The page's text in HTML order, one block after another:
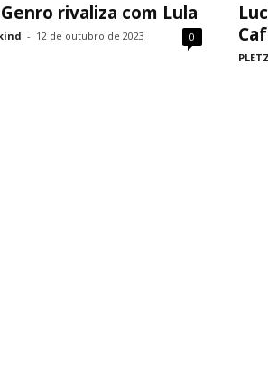
rivaliza com Lula
- 12 de outubro de 2023 0